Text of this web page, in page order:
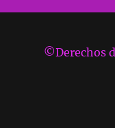
©Derechos